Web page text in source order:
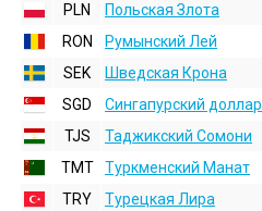
PLN
Польская Злота
RON
Румынский Лей
SEK
Шведская Крона
SGD
Сингапурский доллар
TJS
Таджикский Сомони
TMT
Туркменский Манат
TRY
Турецкая Лира